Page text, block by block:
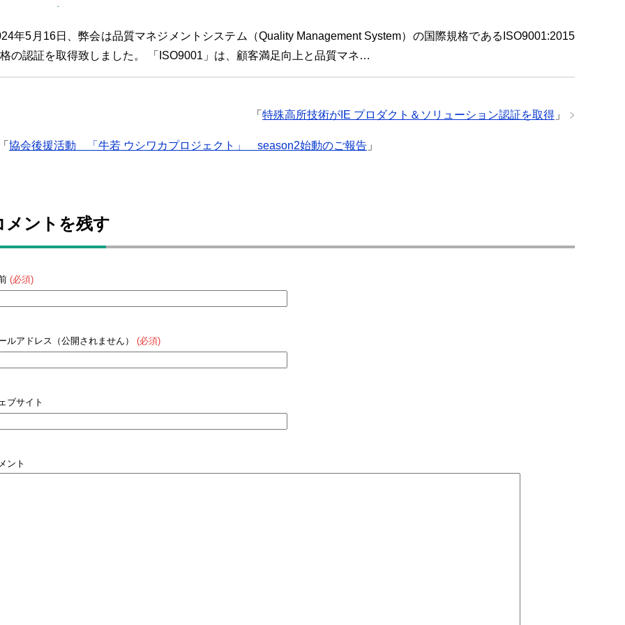
年5月16日、弊会は品質マネジメントシステム（Quality Management System）の国際規格であるISO9001:2015
の認証を取得致しました。 「ISO9001」は、顧客満足向上と品質マネ…
「 特殊高所技術がIE プロダクト＆ソリューション認証を取得 」
「 協会後援活動 「牛若 ウシワカプロジェクト」 season2始動のご報告 」
メントを残す
(必須)
ルアドレス（公開されません） (必須)
ブサイト
ント